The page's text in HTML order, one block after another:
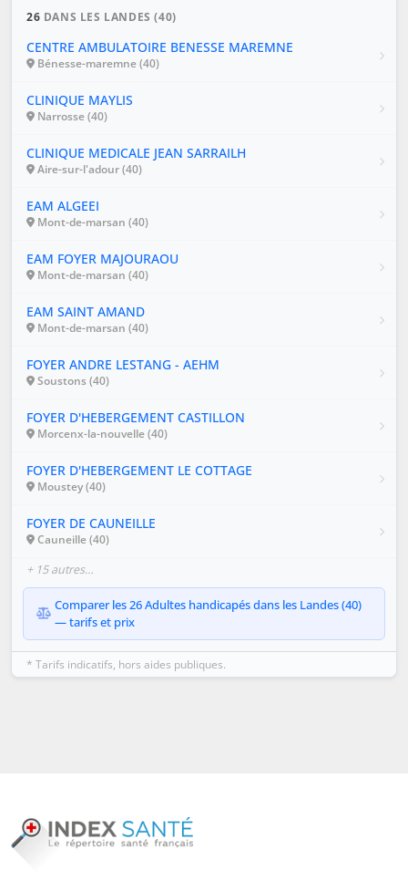
26 DANS LES LANDES (40)
CENTRE AMBULATOIRE BENESSE MAREMNE
Bénesse-maremne (40)
CLINIQUE MAYLIS
Narrosse (40)
CLINIQUE MEDICALE JEAN SARRAILH
Aire-sur-l'adour (40)
EAM ALGEEI
Mont-de-marsan (40)
EAM FOYER MAJOURAOU
Mont-de-marsan (40)
EAM SAINT AMAND
Mont-de-marsan (40)
FOYER ANDRE LESTANG - AEHM
Soustons (40)
FOYER D'HEBERGEMENT CASTILLON
Morcenx-la-nouvelle (40)
FOYER D'HEBERGEMENT LE COTTAGE
Moustey (40)
FOYER DE CAUNEILLE
Cauneille (40)
+ 15 autres…
Comparer les 26 Adultes handicapés dans les Landes (40)
— tarifs et prix
* Tarifs indicatifs, hors aides publiques.